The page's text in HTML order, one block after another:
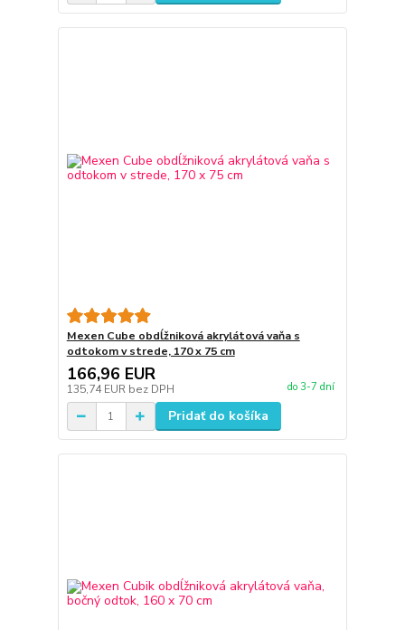
Mexen Cube obdĺžniková akrylátová vaňa s
odtokom v strede, 170 x 75 cm
166,96 EUR
135,74 EUR bez DPH do 3-7 dní
Pridať do košíka